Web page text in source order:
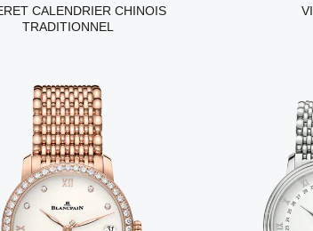
CALENDRIER CHINOIS
TRADITIONNEL